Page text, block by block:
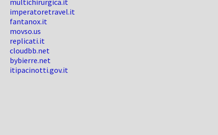
multichirurgica.it
imperatoretravel.it
fantanox.it
movso.us
replicati.it
cloudbb.net
bybierre.net
itipacinotti.gov.it